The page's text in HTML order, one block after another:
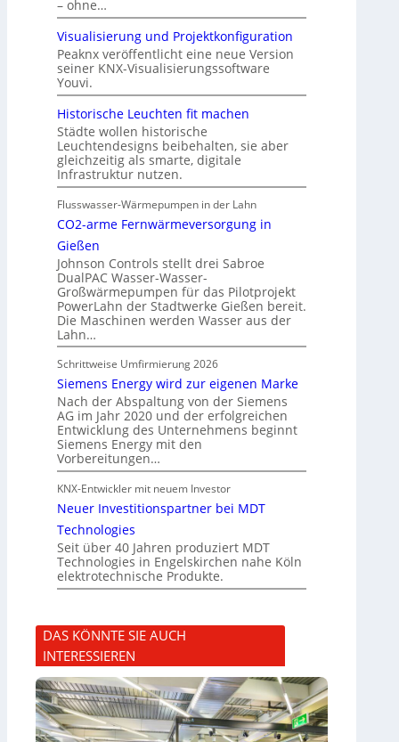
– ohne…
Visualisierung und Projektkonfiguration
Peaknx veröffentlicht eine neue Version
seiner KNX-Visualisierungssoftware
Youvi.
Historische Leuchten fit machen
Städte wollen historische
Leuchtendesigns beibehalten, sie aber
gleichzeitig als smarte, digitale
Infrastruktur nutzen.
Flusswasser-Wärmepumpen in der Lahn
CO2-arme Fernwärmeversorgung in
Gießen
Johnson Controls stellt drei Sabroe
DualPAC Wasser-Wasser-
Großwärmepumpen für das Pilotprojekt
PowerLahn der Stadtwerke Gießen bereit.
Die Maschinen werden Wasser aus der
Lahn…
Schrittweise Umfirmierung 2026
Siemens Energy wird zur eigenen Marke
Nach der Abspaltung von der Siemens
AG im Jahr 2020 und der erfolgreichen
Entwicklung des Unternehmens beginnt
Siemens Energy mit den
Vorbereitungen…
KNX-Entwickler mit neuem Investor
Neuer Investitionspartner bei MDT
Technologies
Seit über 40 Jahren produziert MDT
Technologies in Engelskirchen nahe Köln
elektrotechnische Produkte.
DAS KÖNNTE SIE AUCH
INTERESSIEREN